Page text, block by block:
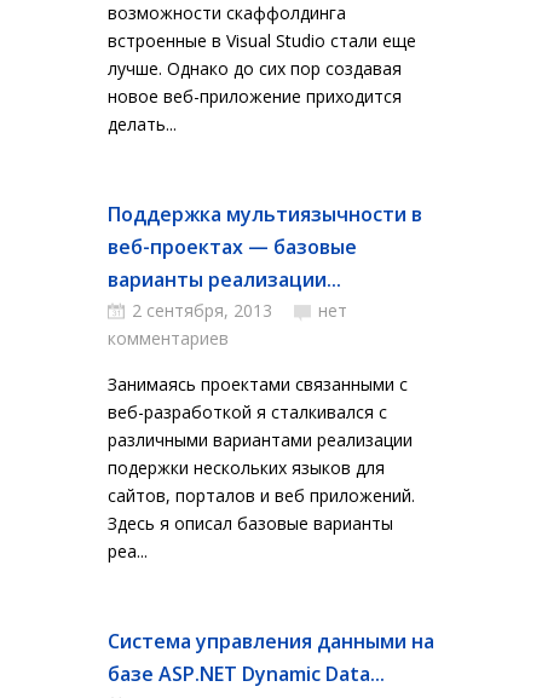
возможности скаффолдинга
встроенные в Visual Studio стали еще
лучше. Однако до сих пор создавая
новое веб-приложение приходится
делать...
Поддержка мультиязычности в
веб-проектах — базовые
варианты реализации...
2 сентября, 2013
нет
комментариев
Занимаясь проектами связанными с
веб-разработкой я сталкивался с
различными вариантами реализации
подержки нескольких языков для
сайтов, порталов и веб приложений.
Здесь я описал базовые варианты
реа...
Система управления данными на
базе ASP.NET Dynamic Data...